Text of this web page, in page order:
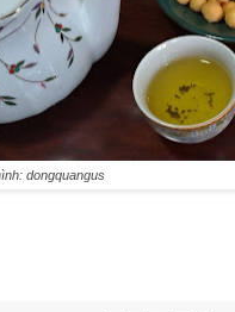
dongquangus